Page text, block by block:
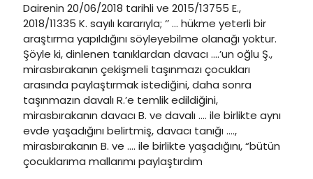
Dairenin 20/06/2018 tarihli ve 2015/13755 E.,
2018/11335 K. sayılı kararıyla; ‘’ … hükme yeterli bir
araştırma yapıldığını söyleyebilme olanağı yoktur.
Şöyle ki, dinlenen tanıklardan davacı ….’un oğlu Ş.,
mirasbırakanın çekişmeli taşınmazı çocukları
arasında paylaştırmak istediğini, daha sonra
taşınmazın davalı R.’e temlik edildiğini,
mirasbırakanın davacı B. ve davalı …. ile birlikte aynı
evde yaşadığını belirtmiş, davacı tanığı ….,
mirasbırakanın B. ve …. ile birlikte yaşadığını, “bütün
çocuklarıma mallarımı paylaştırdım